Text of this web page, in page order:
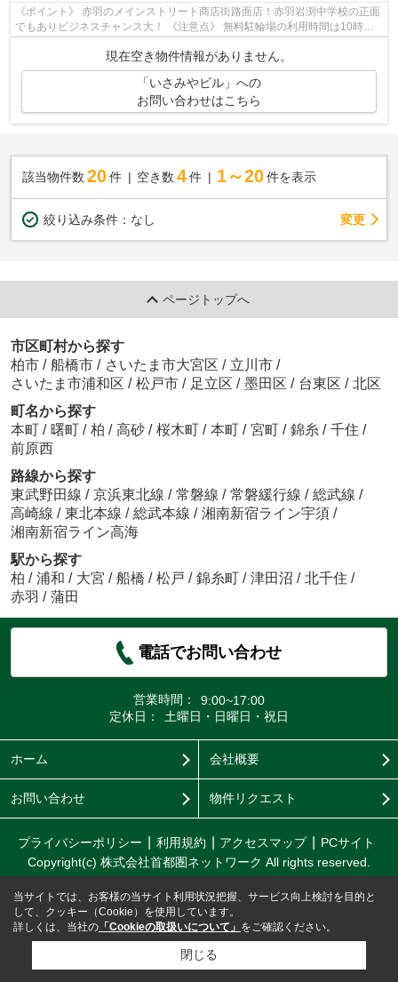
《ポイント》 赤羽のメインストリート商店街路面店！赤羽岩渕中学校の正面
でもありビジネスチャンス大！ 《注意点》 無料駐輪場の利用時間は10時〜
22時までとなります。
現在空き物件情報がありません。
「いさみやビル」への
お問い合わせはこちら
該当物件数 20件 空き数 4 件 1～20 件を表示
絞り込み条件： なし 変更
ページトップへ
市区町村から探す
柏市 / 船橋市 / さいたま市大宮区 / 立川市 /
さいたま市浦和区 / 松戸市 / 足立区 / 墨田区 / 台東区 / 北区
町名から探す
本町 / 曙町 / 柏 / 高砂 / 桜木町 / 本町 / 宮町 / 錦糸 / 千住 /
前原西
路線から探す
東武野田線 / 京浜東北線 / 常磐線 / 常磐緩行線 / 総武線 /
高崎線 / 東北本線 / 総武本線 / 湘南新宿ライン宇須 /
湘南新宿ライン高海
駅から探す
柏 / 浦和 / 大宮 / 船橋 / 松戸 / 錦糸町 / 津田沼 / 北千住 /
赤羽 / 蒲田
電話でお問い合わせ
営業時間：
9:00~17:00
定休日：
土曜日・日曜日・祝日
ホーム 会社概要
お問い合わせ 物件リクエスト
プライバシーポリシー 利用規約 アクセスマップ
PCサイト
Copyright(c) 株式会社首都圏ネットワーク All rights reserved.
当サイトでは、お客様の当サイト利用状況把握、サービス向上検討を目的と
して、クッキー（Cookie）を使用しています。
詳しくは、当社の 「Cookieの取扱いについて」 をご確認ください。
閉じる